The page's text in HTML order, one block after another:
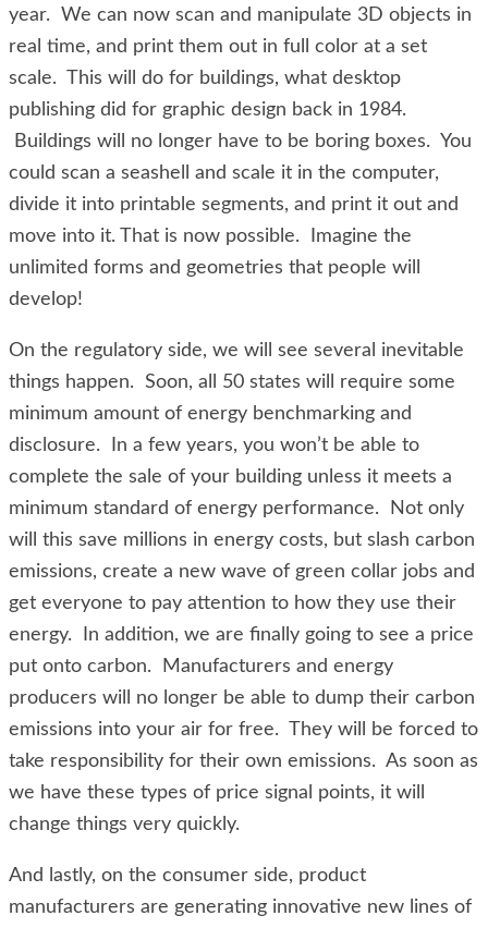
year. We can now scan and manipulate 3D objects in
real time, and print them out in full color at a set
scale. This will do for buildings, what desktop
publishing did for graphic design back in 1984.
Buildings will no longer have to be boring boxes. You
could scan a seashell and scale it in the computer,
divide it into printable segments, and print it out and
move into it. That is now possible. Imagine the
unlimited forms and geometries that people will
develop!
On the regulatory side, we will see several inevitable
things happen. Soon, all 50 states will require some
minimum amount of energy benchmarking and
disclosure. In a few years, you won’t be able to
complete the sale of your building unless it meets a
minimum standard of energy performance. Not only
will this save millions in energy costs, but slash carbon
emissions, create a new wave of green collar jobs and
get everyone to pay attention to how they use their
energy. In addition, we are finally going to see a price
put onto carbon. Manufacturers and energy
producers will no longer be able to dump their carbon
emissions into your air for free. They will be forced to
take responsibility for their own emissions. As soon as
we have these types of price signal points, it will
change things very quickly.
And lastly, on the consumer side, product
manufacturers are generating innovative new lines of